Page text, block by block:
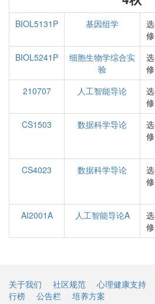
BIOL5131P 基因组学
选
修
BIOL5241P
细胞生物学综合实
验
选
修
210707
人工智能导论
选
修
CS1503
数据科学导论
选
修
CS4023 数据科学导论
选
修
AI2001A 人工智能导论A
选
修
关于我们 社区规范 心理健康支持
行榜
公告栏 培养方案